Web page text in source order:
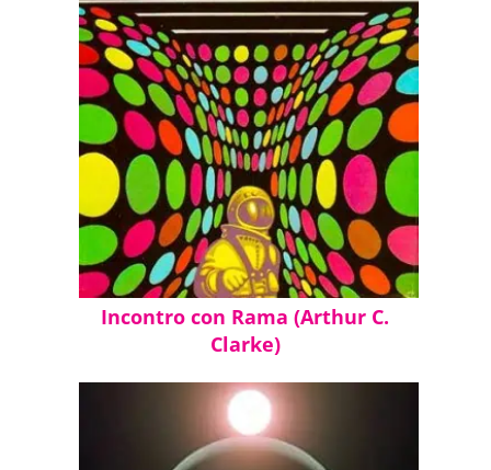
Incontro con Rama (Arthur C.
Clarke)